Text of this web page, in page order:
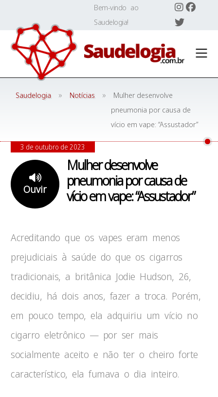
content
Bem-vindo ao
Saudelogia!
Saudelogia » Notícias »
Mulher desenvolve
pneumonia por causa de
vício em vape: “Assustador”
Mulher desenvolve
pneumonia por causa de
vício em vape: “Assustador”
Ouvir
3 de outubro de 2023
Acreditando que os vapes eram menos
prejudiciais à saúde do que os cigarros
tradicionais, a britânica Jodie Hudson, 26,
decidiu, há dois anos, fazer a troca. Porém,
em pouco tempo, ela adquiriu um vício no
cigarro eletrônico — por ser mais
socialmente aceito e não ter o cheiro forte
característico, ela fumava o dia inteiro.